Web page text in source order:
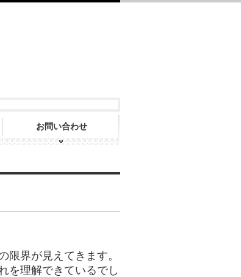
お問い合わせ
限界が見えてきます。
を理解できているでし